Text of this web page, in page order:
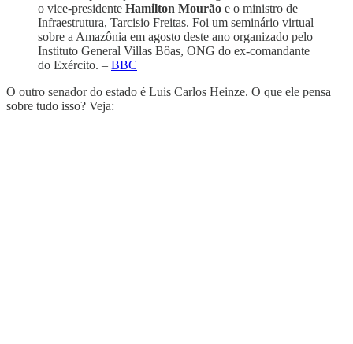
o vice-presidente Hamilton Mourão e o ministro de
Infraestrutura, Tarcisio Freitas. Foi um seminário virtual
sobre a Amazônia em agosto deste ano organizado pelo
Instituto General Villas Bôas, ONG do ex-comandante
do Exército. – BBC
O outro senador do estado é Luis Carlos Heinze. O que ele pensa
sobre tudo isso? Veja: